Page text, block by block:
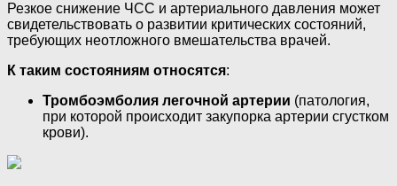
Резкое снижение ЧСС и артериального давления может
свидетельствовать о развитии критических состояний,
требующих неотложного вмешательства врачей.
К таким состояниям относятся:
Тромбоэмболия легочной артерии (патология,
при которой происходит закупорка артерии сгустком
крови).